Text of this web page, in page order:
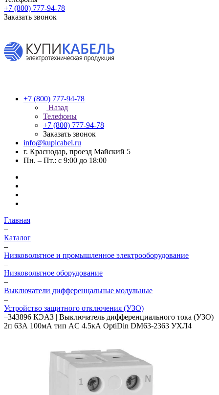
+7 (800) 777-94-78
Заказать звонок
+7 (800) 777-94-78
Назад
Телефоны
+7 (800) 777-94-78
Заказать звонок
info@kupicabel.ru
г. Краснодар, проезд Майский 5
Пн. – Пт.: с 9:00 до 18:00
Главная
–
Каталог
–
Низковольтное и промышленное электрооборудование
–
Низковольтное оборудование
–
Выключатели дифференцальные модульные
–
Устройство защитного отключения (УЗО)
–343896 КЭАЗ | Выключатель дифференциального тока (УЗО)
2п 63А 100мА тип AC 4.5кА OptiDin DM63-2363 УХЛ4